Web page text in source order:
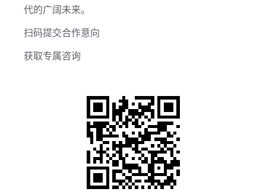
代的广阔未来。
扫码提交合作意向
获取专属咨询